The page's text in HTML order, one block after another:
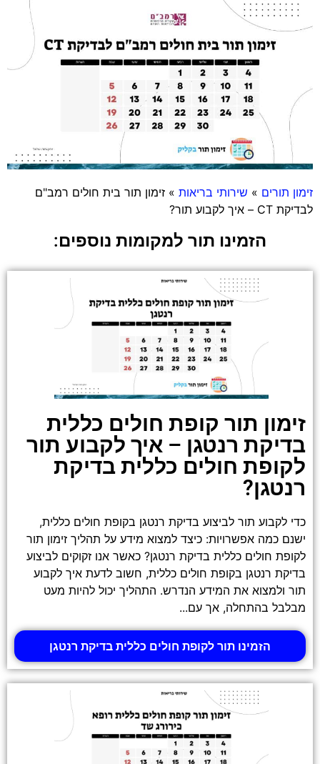
זימון תורים » שירותי בריאות » זימון תור בית חולים רמב"ם
לבדיקת CT – איך לקבוע תור?
הזמינו תור למקומות נוספים:
זימון תור קופת חולים כללית
בדיקת רנטגן – איך לקבוע תור
לקופת חולים כללית בדיקת
רנטגן?
כדי לקבוע תור לביצוע בדיקת רנטגן בקופת חולים כללית,
ישנם כמה אפשרויות: כיצד למצוא מידע על תהליך זימון תור
לקופת חולים כללית בדיקת רנטגן? כאשר אנו זקוקים לביצוע
בדיקת רנטגן בקופת חולים כללית, חשוב לדעת איך לקבוע
תור ולמצוא את המידע הנדרש. התהליך יכול להיות מעט
מבלבל בהתחלה, אך עם...
הזמינו תור לקופת חולים כללית בדיקת רנטגן